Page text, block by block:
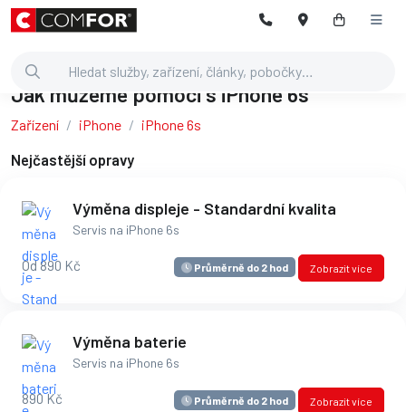
Jak můžeme pomoci s iPhone 6s
Zařízení iPhone iPhone 6s
Nejčastější opravy
Výměna displeje - Standardní kvalita
Servis na iPhone 6s
Od 890 Kč Průměrně do 2 hod Zobrazit více
Výměna baterie
Servis na iPhone 6s
890 Kč Průměrně do 2 hod Zobrazit více